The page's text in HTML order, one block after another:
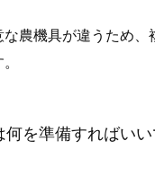
農機具が違うため、
を準備すればいい